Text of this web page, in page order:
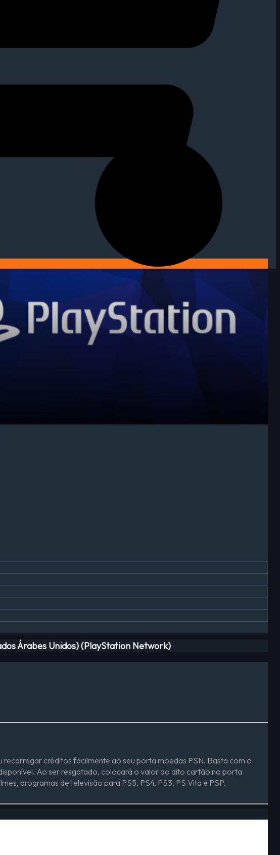
Árabes Unidos) (PlayStation Network)
créditos facilmente ao seu porta moedas PSN. Basta com o
Ao ser resgatado, colocará o valor do dito cartão no porta
programas de televisão para PS5, PS4, PS3, PS Vita e PSP.